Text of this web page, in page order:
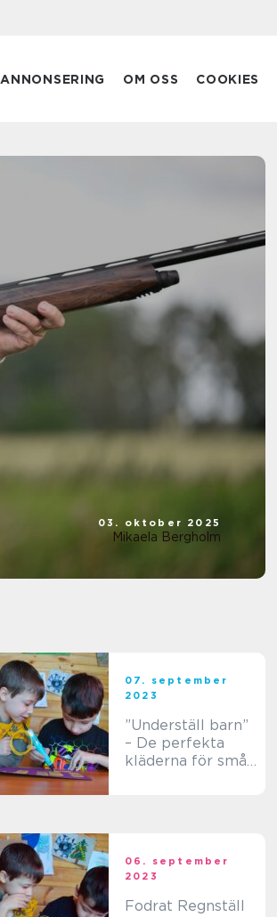
ANNONSERING OM OSS COOKIES
03. oktober 2025
Mikaela Bergholm
07. september
2023
”Underställ barn”
– De perfekta
kläderna för små
06. september
2023
Fodrat Regnställ